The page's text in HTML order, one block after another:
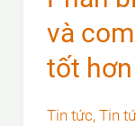
Dựa
Ứng
và
tốt hơn
Tin tức, Tin